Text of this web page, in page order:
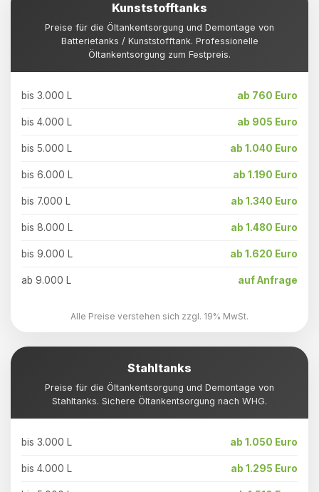
Kunststofftanks
Preise für die Öltankentsorgung und Demontage von
Batterietanks / Kunststofftank. Professionelle
Öltankentsorgung zum Festpreis.
bis 3.000 L ab 760 Euro
bis 4.000 L ab 905 Euro
bis 5.000 L ab 1.040 Euro
bis 6.000 L ab 1.190 Euro
bis 7.000 L ab 1.340 Euro
bis 8.000 L ab 1.480 Euro
bis 9.000 L ab 1.620 Euro
ab 9.000 L auf Anfrage
Alle Preise verstehen sich zzgl. 19% MwSt.
Stahltanks
Preise für die Öltankentsorgung und Demontage von
Stahltanks. Sichere Öltankentsorgung nach WHG.
bis 3.000 L ab 1.050 Euro
bis 4.000 L ab 1.295 Euro